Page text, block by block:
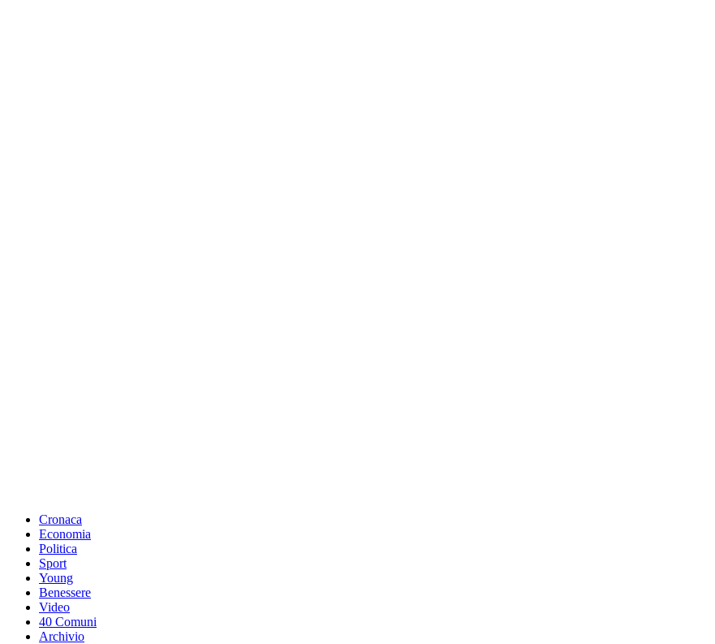
Cronaca
Economia
Politica
Sport
Young
Benessere
Video
40 Comuni
Archivio